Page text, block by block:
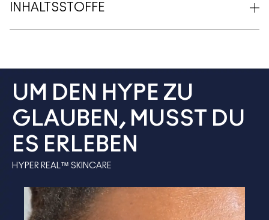
INHALTSSTOFFE
UM DEN HYPE ZU
GLAUBEN, MUSST DU
ES ERLEBEN
HYPER REAL™ SKINCARE